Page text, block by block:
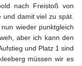
nach Freistoß von
damit viel zu spät.
wieder punktgleich
aber ich kann den
und Platz 1 sind
müssen wir es